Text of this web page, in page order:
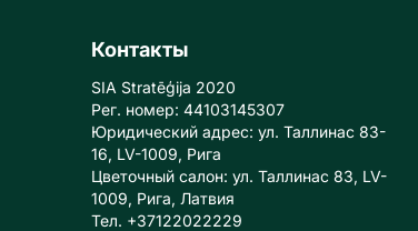
Контакты
SIA Stratēģija 2020
Рег. номер: 44103145307
Юридический адрес: ул. Таллинас 83-
16, LV-1009, Рига
Цветочный салон: ул. Таллинас 83, LV-
1009, Рига, Латвия
Тел. +37122022229